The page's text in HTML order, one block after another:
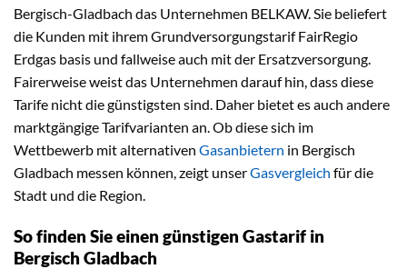
Bergisch-Gladbach das Unternehmen BELKAW. Sie beliefert
die Kunden mit ihrem Grundversorgungstarif FairRegio
Erdgas basis und fallweise auch mit der Ersatzversorgung.
Fairerweise weist das Unternehmen darauf hin, dass diese
Tarife nicht die günstigsten sind. Daher bietet es auch andere
marktgängige Tarifvarianten an. Ob diese sich im
Wettbewerb mit alternativen Gasanbietern in Bergisch
Gladbach messen können, zeigt unserGasvergleich für die
Stadt und die Region.
So finden Sie einen günstigen Gastarif in
Bergisch Gladbach